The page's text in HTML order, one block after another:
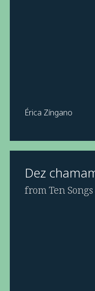
Érica Zíngano
Dez
from Ten